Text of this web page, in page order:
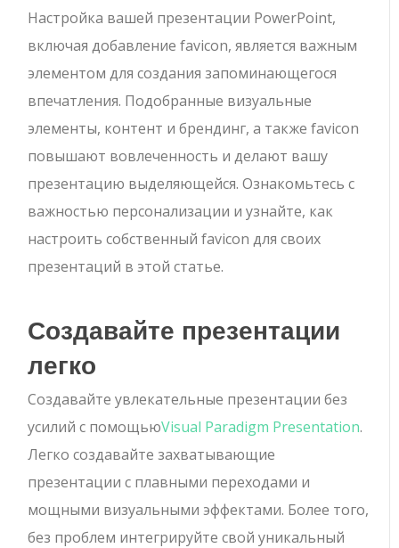
Настройка вашей презентации PowerPoint,
включая добавление favicon, является важным
элементом для создания запоминающегося
впечатления. Подобранные визуальные
элементы, контент и брендинг, а также favicon
повышают вовлеченность и делают вашу
презентацию выделяющейся. Ознакомьтесь с
важностью персонализации и узнайте, как
настроить собственный favicon для своих
презентаций в этой статье.
Создавайте презентации
легко
Создавайте увлекательные презентации без
усилий с помощьюVisual Paradigm Presentation.
Легко создавайте захватывающие
презентации с плавными переходами и
мощными визуальными эффектами. Более того,
без проблем интегрируйте свой уникальный